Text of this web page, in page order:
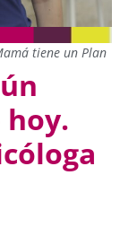
tiene un Plan